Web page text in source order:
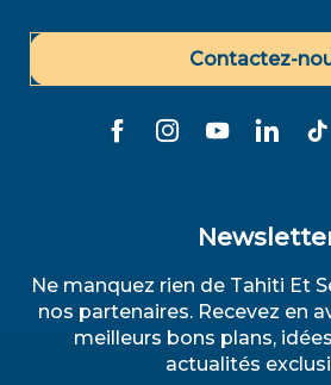
Contactez-
Ne manquez rien de Tahiti Et
nos partenaires. Recevez en
meilleurs bons plans,
actualités